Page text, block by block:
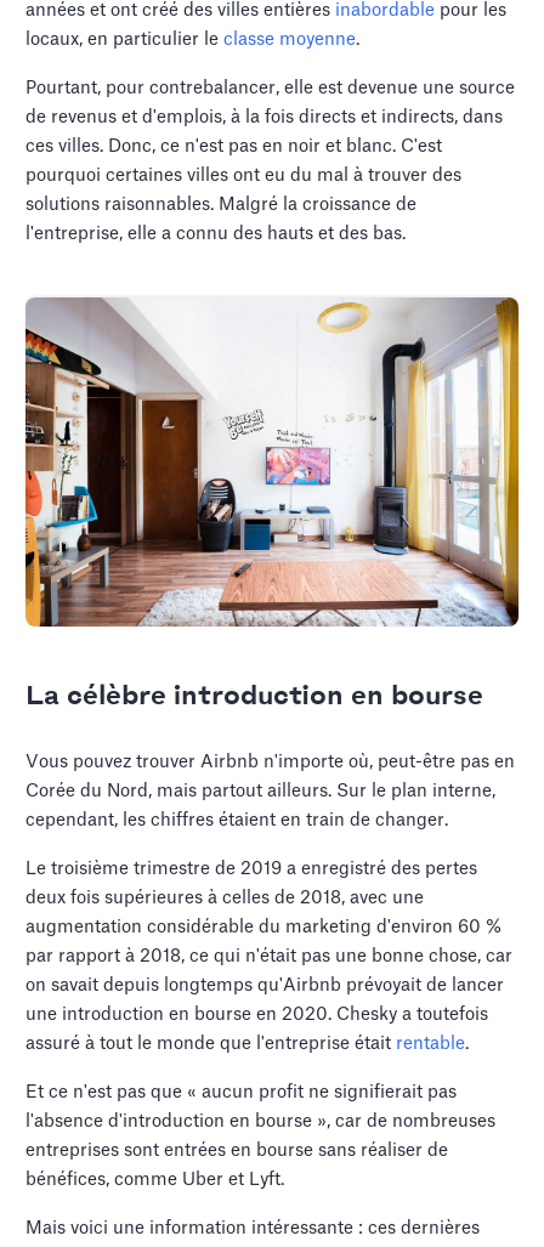
années et ont créé des villes entières inabordable pour les
locaux, en particulier leclasse moyenne.
Pourtant, pour contrebalancer, elle est devenue une source
de revenus et d'emplois, à la fois directs et indirects, dans
ces villes. Donc, ce n'est pas en noir et blanc. C'est
pourquoi certaines villes ont eu du mal à trouver des
solutions raisonnables. Malgré la croissance de
l'entreprise, elle a connu des hauts et des bas.
La célèbre introduction en bourse
Vous pouvez trouver Airbnb n'importe où, peut-être pas en
Corée du Nord, mais partout ailleurs. Sur le plan interne,
cependant, les chiffres étaient en train de changer.
Le troisième trimestre de 2019 a enregistré des pertes
deux fois supérieures à celles de 2018, avec une
augmentation considérable du marketing d'environ 60 %
par rapport à 2018, ce qui n'était pas une bonne chose, car
on savait depuis longtemps qu'Airbnb prévoyait de lancer
une introduction en bourse en 2020. Chesky a toutefois
assuré à tout le monde que l'entreprise était rentable.
Et ce n'est pas que « aucun profit ne signifierait pas
l'absence d'introduction en bourse », car de nombreuses
entreprises sont entrées en bourse sans réaliser de
bénéfices, comme Uber et Lyft.
Mais voici une information intéressante : ces dernières